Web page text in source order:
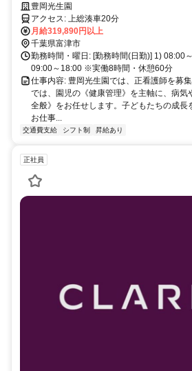
雇用制度あり☆福利厚生充実！定着率が高い
豊岡光生園
アクセス: 上総湊車20分
月給319,890円以上
千葉県富津市
勤務時間・曜日: [勤務時間(日勤)] 1) 08:00
09:00～18:00 ※実働8時間・休憩60分
仕事内容: 豊岡光生園では、正看護師を募
では、園児の《健康管理》を主軸に、病気
全般》をお任せします。子どもたちの成長
お仕事...
交通費支給 シフト制 昇給あり
正社員